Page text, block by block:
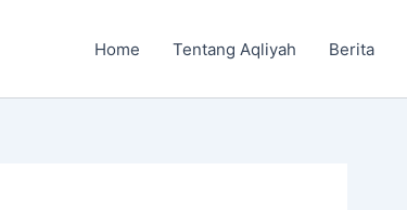
Home Tentang Aqliyah Berita